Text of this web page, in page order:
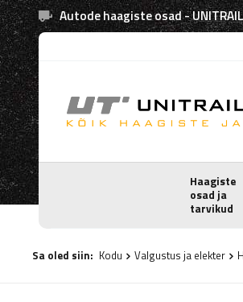
Autode haagiste osad -
Haagiste
osad ja
tarvikud
Sa oled siin: Kodu Valgustus ja elekter